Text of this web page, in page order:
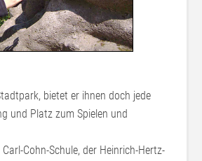
bietet er ihnen doch jede
und Platz zum Spielen und
Cohn-Schule, der Heinrich-Hertz-